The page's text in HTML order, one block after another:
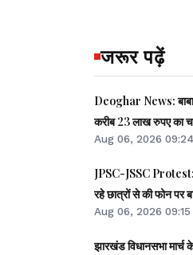
जरूर पढ़ें
Deoghar News:
करीब 23 लाख रुपए का
मिले
Aug 06, 2026
JPSC-JSSC
रहे छात्रों से की फोन पर
माफिया हावी
Aug 06, 2026 09:15
झारखंड विधानसभा मार्च